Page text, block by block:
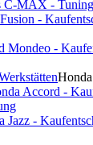
C-MAX -
-
Mondeo -
Accord -
Jazz -